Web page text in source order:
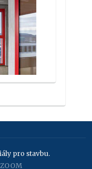
pro stavbu.